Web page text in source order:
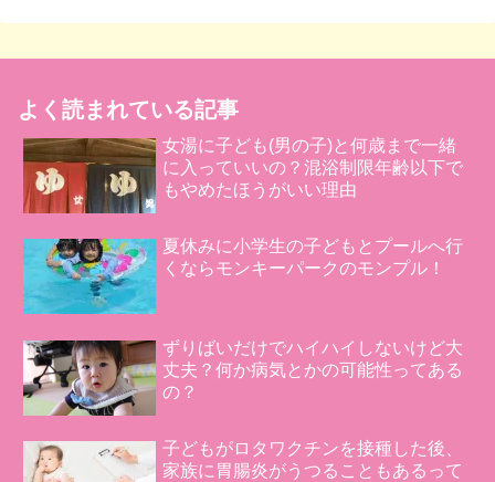
よく読まれている記事
女湯に子ども(男の子)と何歳まで一緒
に入っていいの？混浴制限年齢以下で
もやめたほうがいい理由
夏休みに小学生の子どもとプールへ行
くならモンキーパークのモンプル！
ずりばいだけでハイハイしないけど大
丈夫？何か病気とかの可能性ってある
の？
子どもがロタワクチンを接種した後、
家族に胃腸炎がうつることもあるって